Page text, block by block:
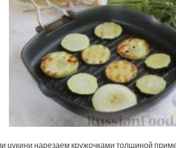
цукини нарезаем кружочками толщиной